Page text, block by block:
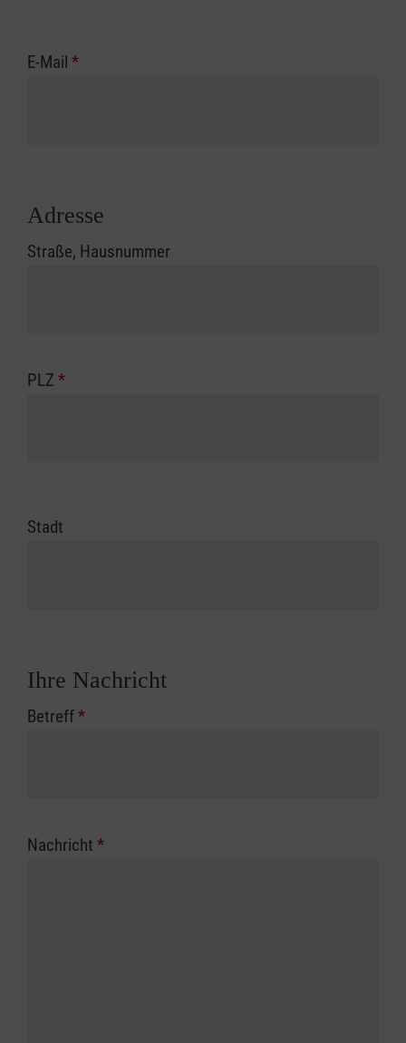
E-Mail *
Adresse
Straße, Hausnummer
PLZ *
Stadt
Ihre Nachricht
Betreff*
Nachricht *